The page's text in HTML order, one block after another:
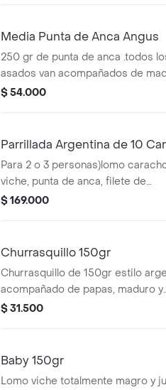
Media Punta de Anca Angus
250 gr de punta de anca .todos
asados van acompañados de
ensalada, papas .
$ 54.000
Parrillada Argentina de 10
Para 2 o 3 personas)lomo
viche, punta de anca, filete de
pollobondiola, lomo de cerdo,
con brasas de carbón todos los
van acompañados de maduro,
papas.
$ 169.000
Churrasquillo 150gr
Churrasquillo de 150gr estilo
acompañado de papas, maduro y
ensalada.
$ 31.500
Baby 150gr
Lomo viche totalmente magro y